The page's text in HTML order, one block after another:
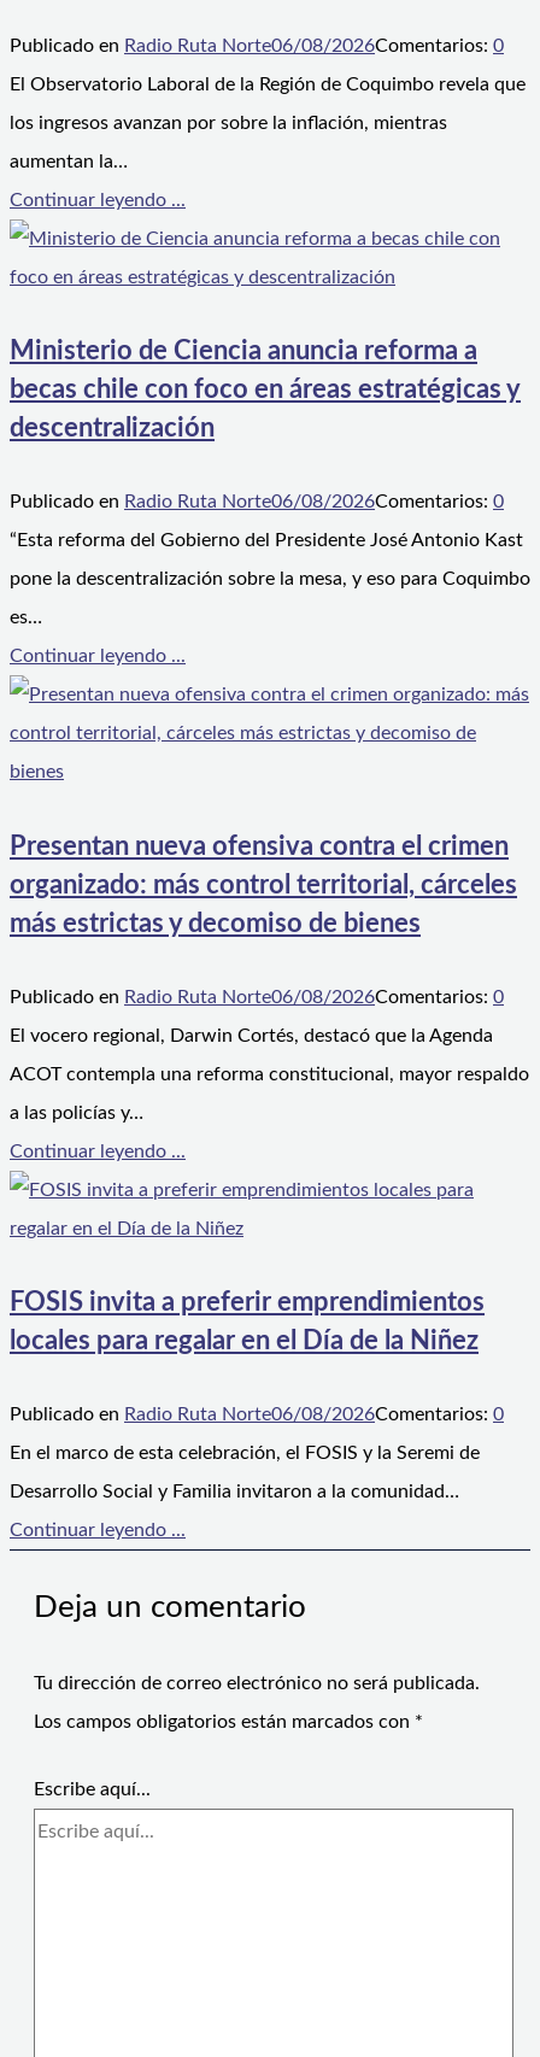
Publicado en Radio Ruta Norte06/08/2026Comentarios: 0
El Observatorio Laboral de la Región de Coquimbo revela que
los ingresos avanzan por sobre la inflación, mientras
aumentan la…
Continuar leyendo ...
Ministerio de Ciencia anuncia reforma a
becas chile con foco en áreas estratégicas y
descentralización
Publicado en Radio Ruta Norte06/08/2026Comentarios: 0
“Esta reforma del Gobierno del Presidente José Antonio Kast
pone la descentralización sobre la mesa, y eso para Coquimbo
es…
Continuar leyendo ...
Presentan nueva ofensiva contra el crimen
organizado: más control territorial, cárceles
más estrictas y decomiso de bienes
Publicado en Radio Ruta Norte06/08/2026Comentarios: 0
El vocero regional, Darwin Cortés, destacó que la Agenda
ACOT contempla una reforma constitucional, mayor respaldo
a las policías y…
Continuar leyendo ...
FOSIS invita a preferir emprendimientos
locales para regalar en el Día de la Niñez
Publicado en Radio Ruta Norte06/08/2026Comentarios: 0
En el marco de esta celebración, el FOSIS y la Seremi de
Desarrollo Social y Familia invitaron a la comunidad…
Continuar leyendo ...
Deja un comentario
Tu dirección de correo electrónico no será publicada.
Los campos obligatorios están marcados con *
Escribe aquí...